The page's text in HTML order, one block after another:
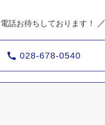
話お待ちしております！ ／
028-678-0540